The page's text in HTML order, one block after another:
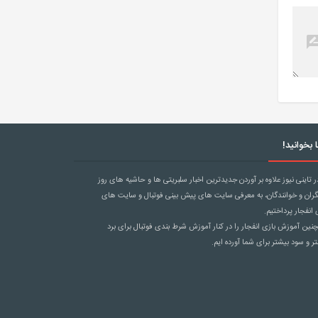
بخوانید!
تاینی نیوز علاوه بر آوردن جدیدترین اخبار سلبریتی ها و حاشیه های روز
و خوانندگان، به معرفی سایت های پیش بینی فوتبال و سایت های
انفجار پرداختیم.
آموزش بازی انفجار را در کنار آموزش شرط بندی فوتبالبرای برد
و سود بیشتر برای شما آورده ایم.